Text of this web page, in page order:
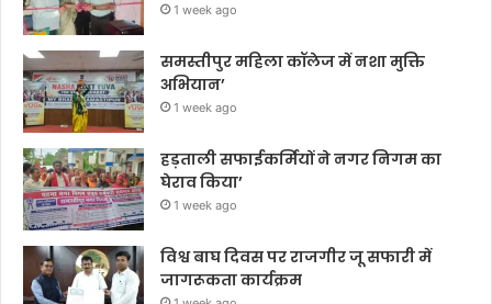
1 week ago
समस्तीपुर महिला कॉलेज में नशा मुक्ति
अभियान’
1 week ago
हड़ताली सफाईकर्मियों ने नगर निगम का
घेराव किया’
1 week ago
विश्व बाघ दिवस पर राजगीर जू सफारी में
जागरूकता कार्यक्रम